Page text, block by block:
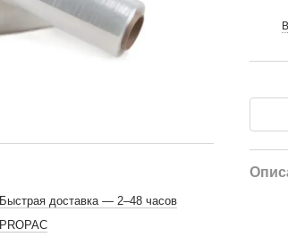
Быстрая доставка — 2–48 часов
PROPAC